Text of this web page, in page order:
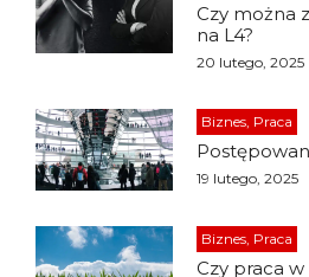
Czy można
na L4?
20 lutego, 2025
Biznes, Praca
19 lutego, 2025
Biznes, Praca
Czy praca